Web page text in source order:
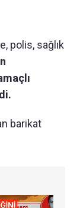
polis, sağlık
barikat